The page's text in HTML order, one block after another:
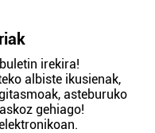
irekira!
albiste ikusienak,
asteburuko
gehiago!